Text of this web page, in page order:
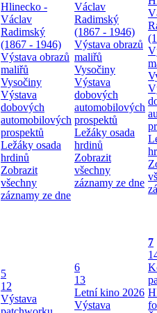
Hlinecko -
Václav
Radimský
(1867 - 1946)
Výstava obrazů
maliřů
Vysočiny
Výstava
dobových
automobilových
prospektů
Ležáky osada
hrdinů
Zobrazit
všechny
záznamy ze dne
Václav
Radimský
(1867 - 1946)
Výstava obrazů
maliřů
Vysočiny
Výstava
dobových
automobilových
prospektů
Ležáky osada
hrdinů
Zobrazit
všechny
záznamy ze dne
5
12
Výstava
6
13
Letní kino 2026
Výstava
7